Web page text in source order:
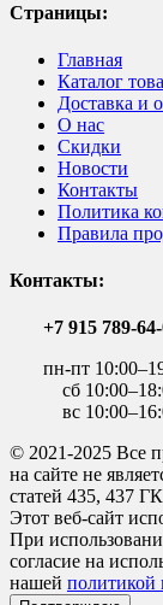
Страницы:
Главная
Каталог
Доставка и
О нас
Скидки
Новости
Контакты
Политика
Правила
Контакты:
+7 915 789-
пн-пт
сб
вс
© 2021-2025 Все
на сайте не
статей 435, 437
Этот веб-сайт
При
согласие на
нашей политикой